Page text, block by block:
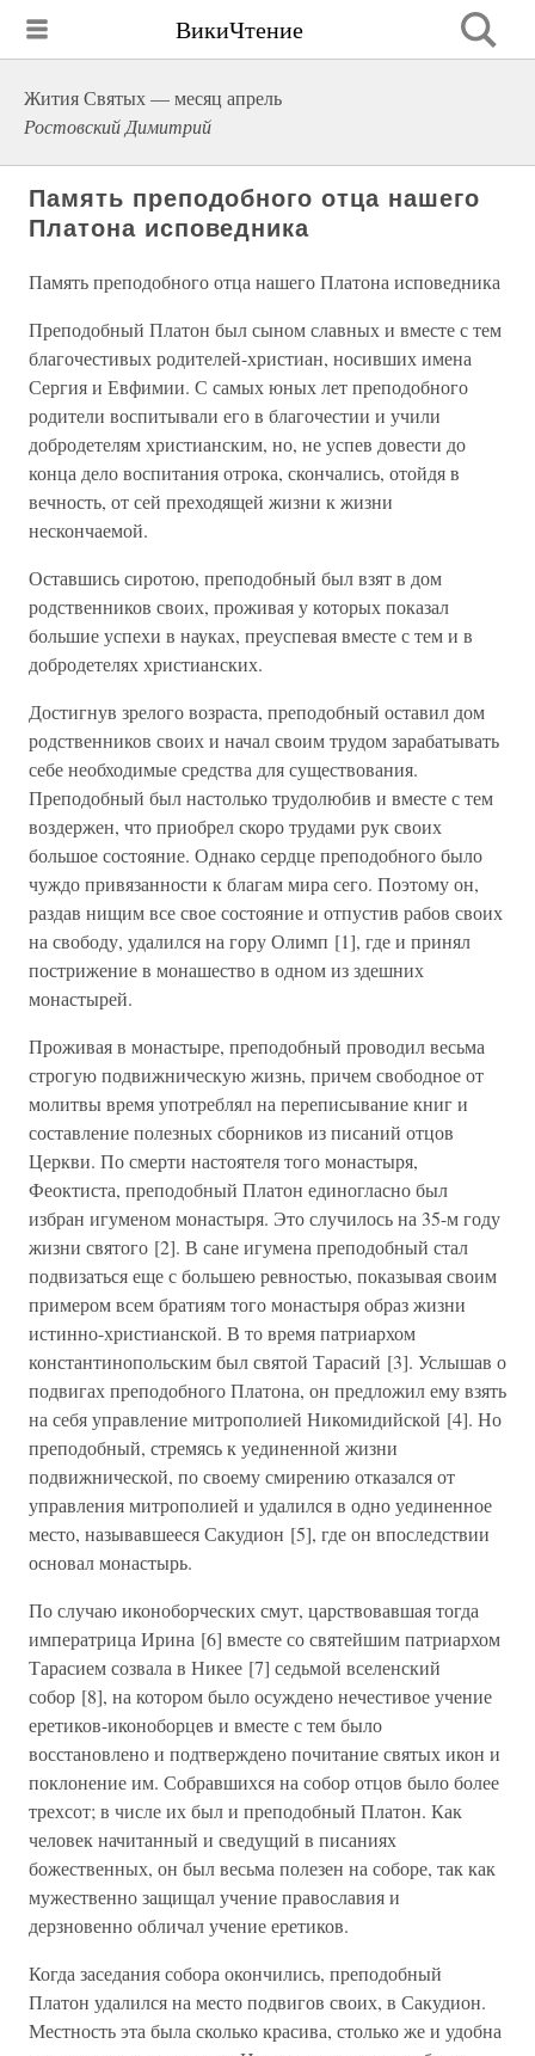
ВикиЧтение
Жития Святых — месяц апрель
Ростовский Димитрий
Память преподобного отца нашего
Платона исповедника
Память преподобного отца нашего Платона исповедника
Преподобный Платон был сыном славных и вместе с тем
благочестивых родителей-христиан, носивших имена
Сергия и Евфимии. С самых юных лет преподобного
родители воспитывали его в благочестии и учили
добродетелям христианским, но, не успев довести до
конца дело воспитания отрока, скончались, отойдя в
вечность, от сей преходящей жизни к жизни
нескончаемой.
Оставшись сиротою, преподобный был взят в дом
родственников своих, проживая у которых показал
большие успехи в науках, преуспевая вместе с тем и в
добродетелях христианских.
Достигнув зрелого возраста, преподобный оставил дом
родственников своих и начал своим трудом зарабатывать
себе необходимые средства для существования.
Преподобный был настолько трудолюбив и вместе с тем
воздержен, что приобрел скоро трудами рук своих
большое состояние. Однако сердце преподобного было
чуждо привязанности к благам мира сего. Поэтому он,
раздав нищим все свое состояние и отпустив рабов своих
на свободу, удалился на гору Олимп [1], где и принял
пострижение в монашество в одном из здешних
монастырей.
Проживая в монастыре, преподобный проводил весьма
строгую подвижническую жизнь, причем свободное от
молитвы время употреблял на переписывание книг и
составление полезных сборников из писаний отцов
Церкви. По смерти настоятеля того монастыря,
Феоктиста, преподобный Платон единогласно был
избран игуменом монастыря. Это случилось на 35-м году
жизни святого [2]. В сане игумена преподобный стал
подвизаться еще с большею ревностью, показывая своим
примером всем братиям того монастыря образ жизни
истинно-христианской. В то время патриархом
константинопольским был святой Тарасий [3]. Услышав о
подвигах преподобного Платона, он предложил ему взять
на себя управление митрополией Никомидийской [4]. Но
преподобный, стремясь к уединенной жизни
подвижнической, по своему смирению отказался от
управления митрополией и удалился в одно уединенное
место, называвшееся Сакудион [5], где он впоследствии
основал монастырь.
По случаю иконоборческих смут, царствовавшая тогда
императрица Ирина [6] вместе со святейшим патриархом
Тарасием созвала в Никее [7] седьмой вселенский
собор [8], на котором было осуждено нечестивое учение
еретиков-иконоборцев и вместе с тем было
восстановлено и подтверждено почитание святых икон и
поклонение им. Собравшихся на собор отцов было более
трехсот; в числе их был и преподобный Платон. Как
человек начитанный и сведущий в писаниях
божественных, он был весьма полезен на соборе, так как
мужественно защищал учение православия и
дерзновенно обличал учение еретиков.
Когда заседания собора окончились, преподобный
Платон удалился на место подвигов своих, в Сакудион.
Местность эта была сколько красива, столько же и удобна